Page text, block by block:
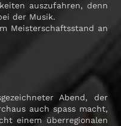
auszufahren, denn
der Musik.
Meisterschaftsstand an
Abend, der
auch spass macht,
einem überregionalen